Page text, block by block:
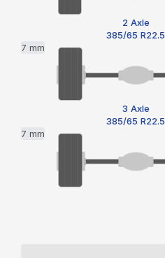
2 Axle
385/65 R22.5
7 mm
3 Axle
385/65 R22.5
7 mm